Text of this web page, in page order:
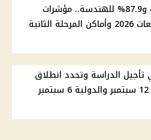
92.8% للطب و87.9% للهندسة.. مؤشرات
الثانية
تأجيل الدراسة وتحدد انطلاق